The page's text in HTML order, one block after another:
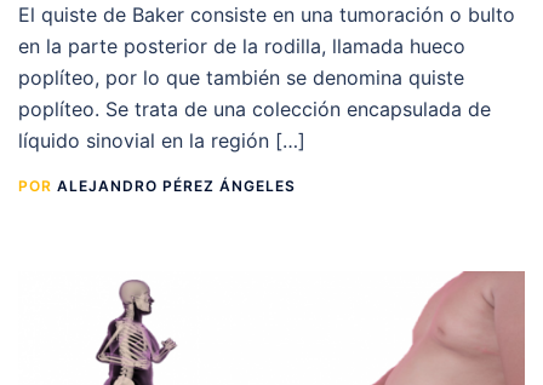
El quiste de Baker consiste en una tumoración o bulto
en la parte posterior de la rodilla, llamada hueco
poplíteo, por lo que también se denomina quiste
poplíteo. Se trata de una colección encapsulada de
líquido sinovial en la región […]
POR ALEJANDRO PÉREZ ÁNGELES